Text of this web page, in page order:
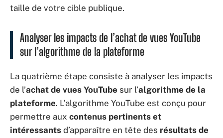
taille de votre cible publique.
Analyser les impacts de l’achat de vues YouTube
sur l’algorithme de la plateforme
La quatrième étape consiste à analyser les impacts
de l’achat de vues YouTube sur l’algorithme de la
plateforme. L’algorithme YouTube est conçu pour
permettre aux contenus pertinents et
intéressants d’apparaître en tête des résultats de